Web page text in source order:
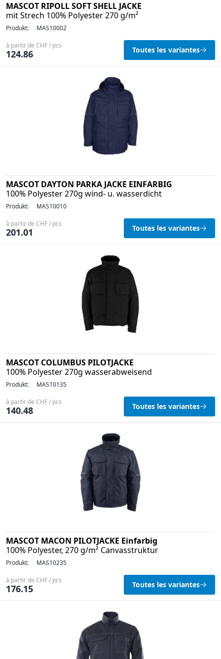
MASCOT RIPOLL SOFT SHELL JACKE
mit Strech 100% Polyester 270 g/m²
Produkt: MAS10002
à partir de CHF / pcs
124.86 Toutes les variantes
MASCOT DAYTON PARKA JACKE EINFARBIG
100% Polyester 270g wind- u. wasserdicht
Produkt: MAS10010
à partir de CHF / pcs
201.01 Toutes les variantes
MASCOT COLUMBUS PILOTJACKE
100% Polyester 270g wasserabweisend
Produkt: MAS10135
à partir de CHF / pcs
140.48 Toutes les variantes
MASCOT MACON PILOTJACKE Einfarbig
100% Polyester, 270 g/m² Canvasstruktur
Produkt: MAS10235
à partir de CHF / pcs
176.15 Toutes les variantes